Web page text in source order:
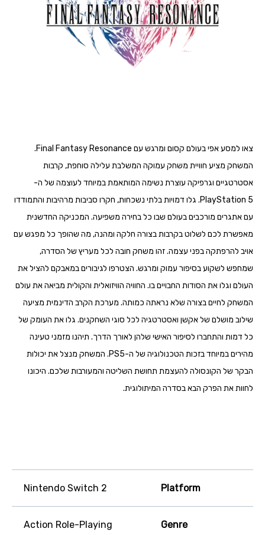
צאו למסע אפי בעולם קסום ומרגש עם Final Fantasy Resonance.
המשחק מציע חוויית משחק עמוקה המשלבת עלילה סוחפת, קרבות
אסטרטגיים וגרפיקה עוצרת נשימה המותאמת במיוחד לעוצמה של ה-
PlayStation 5. גלו דמויות בלתי נשכחות, חקרו סביבות מרהיבות והתמודדו
עם אתגרים מורכבים בעולם שבו כל בחירה משפיעה. המכניקה החדשנית
מאפשרת לכם לשלוט בקרבות בצורה חלקה ומהנה, מה שהופך כל מפגש עם
אויב להרפתקה בפני עצמה. זהו משחק חובה לכל מעריץ של הסדרה,
שמחפש לשקוע בסיפור עמוק ומרגש. הצטרפו לגיבורים במאבקם להציל את
העולם וגלו את הסודות החבויים בו. החוויה הוויזואלית והקולית מביאה את עולם
המשחק לחיים בצורה שלא נראתה כמותה. מערכת הקרב הדינמית מציעה
שילוב מושלם של אקשן ואסטרטגיה לכל סוגי השחקנים. גלו את העומק של
כל דמות והתחברו לסיפור האישי שלהן לאורך הדרך. תיהנו מזמני טעינה
מהירים במיוחד בזכות הטכנולוגיה של ה-PS5. המשחק מנצל את יכולות
הבקר של הקונסולה להעצמת תחושת השליטה והמעורבות שלכם. היכונו
לחוות את הפרק הבא בסדרה המיתולוגית.
Platform
Nintendo Switch 2
Genre
Action Role-Playing